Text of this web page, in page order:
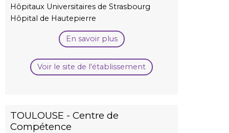
Hôpitaux Universitaires de Strasbourg
Hôpital de Hautepierre
En savoir plus
Voir le site de l'établissement
TOULOUSE - Centre de
Compétence